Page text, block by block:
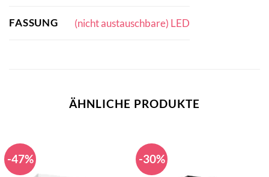
FASSUNG (nicht austauschbare) LED
ÄHNLICHE PRODUKTE
-47% -30%